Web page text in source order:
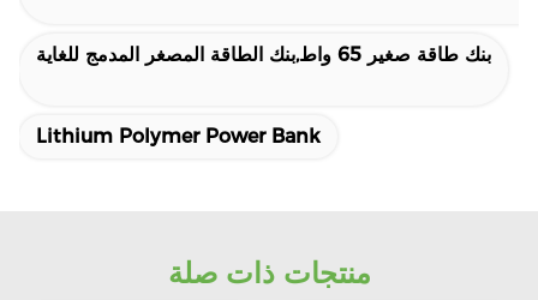
بنك طاقة صغير 65 واط,بنك الطاقة المصغر المدمج للغاية
Lithium Polymer Power Bank
منتجات ذات صلة